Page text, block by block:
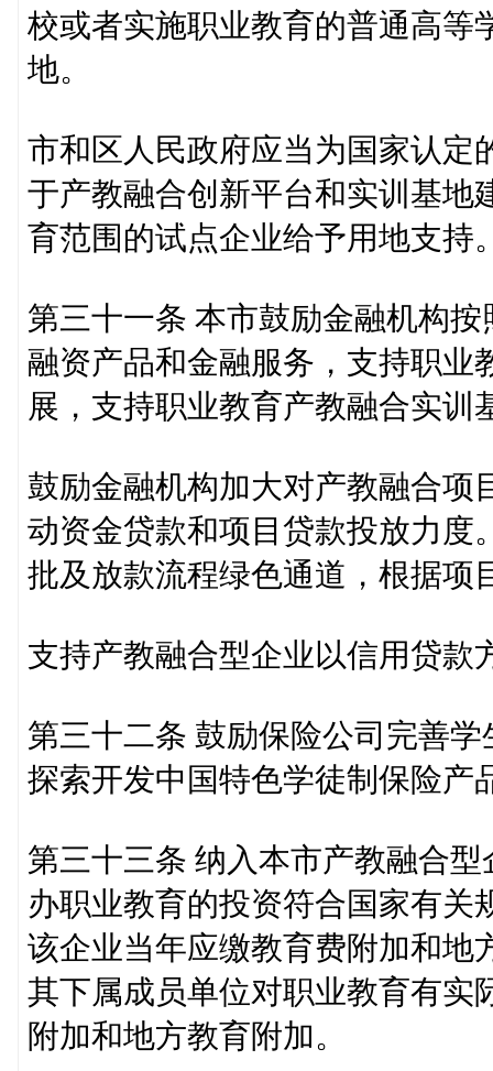
校或者实施职业教育的普通高等
地。
市和区人民政府应当为国家认定
于产教融合创新平台和实训基地
育范围的试点企业给予用地支持
第三十一条 本市鼓励金融机构
融资产品和金融服务，支持职业
展，支持职业教育产教融合实训
鼓励金融机构加大对产教融合项
动资金贷款和项目贷款投放力度
批及放款流程绿色通道，根据项
支持产教融合型企业以信用贷款
第三十二条 鼓励保险公司完善
探索开发中国特色学徒制保险产
第三十三条 纳入本市产教融合
办职业教育的投资符合国家有关
该企业当年应缴教育费附加和地
其下属成员单位对职业教育有实
附加和地方教育附加。